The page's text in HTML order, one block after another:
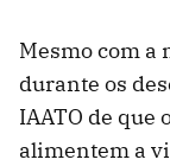
Mesmo com a
durante os
IAATO de que
alimentem a